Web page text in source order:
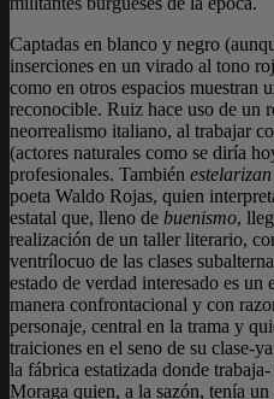
Captadas en blanco y negro
inserciones en un virado al tono
como en otros espacios muestran
reconocible. Ruiz hace uso de un
neorrealismo italiano, al trabajar
(actores naturales como se diría
profesionales. También estelarizan
poeta Waldo Rojas, quien
estatal que, lleno de buenismo,
realización de un taller literario,
ventrílocuo de las clases
estado de verdad interesado es
manera confrontacional y con
personaje, central en la trama y
traiciones en el seno de su clase-
la fábrica estatizada donde
Moraga quien, a la sazón, tenía